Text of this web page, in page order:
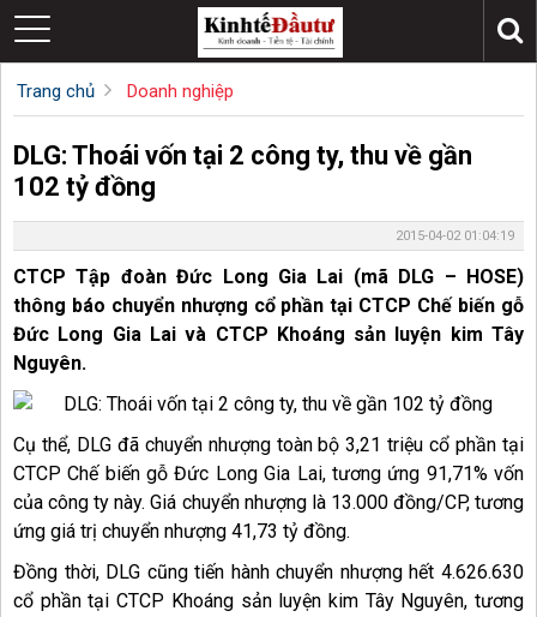
Trang chủ Doanh nghiệp
DLG: Thoái vốn tại 2 công ty, thu về gần
102 tỷ đồng
2015-04-02 01:04:19
CTCP Tập đoàn Đức Long Gia Lai (mã DLG – HOSE)
thông báo chuyển nhượng cổ phần tại CTCP Chế biến gỗ
Đức Long Gia Lai và CTCP Khoáng sản luyện kim Tây
Nguyên.
Cụ thể, DLG đã chuyển nhượng toàn bộ 3,21 triệu cổ phần tại
CTCP Chế biến gỗ Đức Long Gia Lai, tương ứng 91,71% vốn
của công ty này. Giá chuyển nhượng là 13.000 đồng/CP, tương
ứng giá trị chuyển nhượng 41,73 tỷ đồng.
Đồng thời, DLG cũng tiến hành chuyển nhượng hết 4.626.630
cổ phần tại CTCP Khoáng sản luyện kim Tây Nguyên, tương